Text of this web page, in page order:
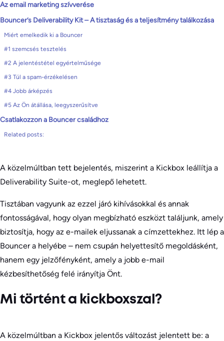
Az email marketing szívverése
Bouncer’s Deliverability Kit – A tisztaság és a teljesítmény találkozása
Miért emelkedik ki a Bouncer
#1 szemcsés tesztelés
#2 A jelentéstétel egyértelműsége
#3 Túl a spam-érzékelésen
#4 Jobb árképzés
#5 Az Ön átállása, leegyszerűsítve
Csatlakozzon a Bouncer családhoz
Related posts:
A közelmúltban tett bejelentés, miszerint a Kickbox leállítja a
Deliverability Suite-ot, meglepő lehetett.
Tisztában vagyunk az ezzel járó kihívásokkal és annak
fontosságával, hogy olyan megbízható eszközt találjunk, amely
biztosítja, hogy az e-mailek eljussanak a címzettekhez. Itt lép a
Bouncer a helyébe – nem csupán helyettesítő megoldásként,
hanem egy jelzőfényként, amely a jobb e-mail
kézbesíthetőség felé irányítja Önt.
Mi történt a kickboxszal?
A közelmúltban a Kickbox jelentős változást jelentett be: a